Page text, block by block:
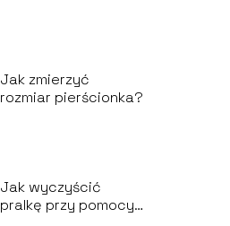
Jak zmierzyć
rozmiar pierścionka?
Jak wyczyścić
pralkę przy pomocy